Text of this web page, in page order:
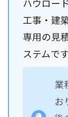
ハウロー
工事・建
専用の見
ステムです
業
お